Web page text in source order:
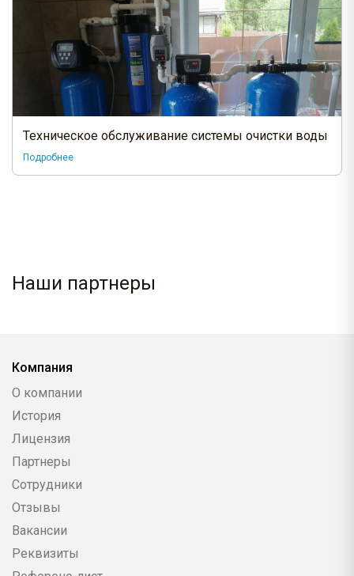
Техническое обслуживание системы очистки воды
Подробнее
Наши партнеры
Компания
О компании
История
Лицензия
Партнеры
Сотрудники
Отзывы
Вакансии
Реквизиты